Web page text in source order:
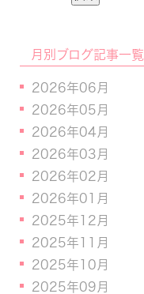
月別ブログ記事一覧
2026年06月
2026年05月
2026年04月
2026年03月
2026年02月
2026年01月
2025年12月
2025年11月
2025年10月
2025年09月